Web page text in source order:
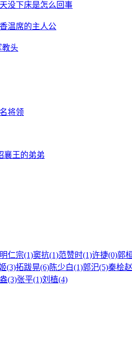
没下床是怎么回事
温席的主人公
教头
将领
襄王的弟弟
明仁宗(1)窦抗(1)范赞时(1)许捷(0)郭
(3)拓跋晃(6)陈少白(1)郭汜(5)秦桧
(3)张平(1)刘植(4)